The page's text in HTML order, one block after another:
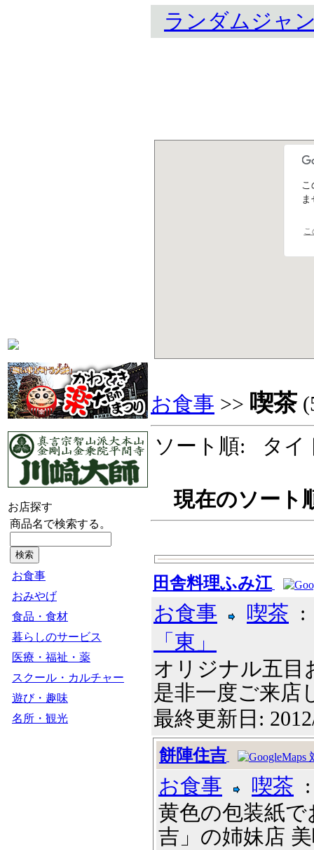
お店探す
商品名で検索する。
お食事
おみやげ
食品・食材
暮らしのサービス
医療・福祉・薬
スクール・カルチャー
遊び・趣味
名所・観光
ランダムジャ
お食事 >> 喫茶
ソート順: タイ
現在のソート
田舎料理ふみ江
お食事 喫茶
「東」
オリジナル五目
是非一度ご来店
最終更新日:
餅陣住吉
お食事 喫茶
黄色の包装紙
吉」の姉妹店